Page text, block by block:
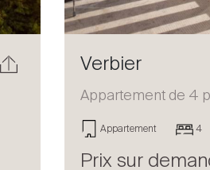
Verbier
Appartement de 4
Appartement 4
Prix sur